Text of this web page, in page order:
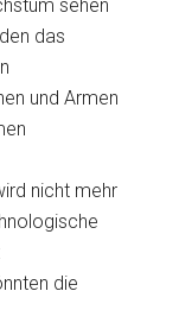
sehen
das
und Armen
nicht mehr
die